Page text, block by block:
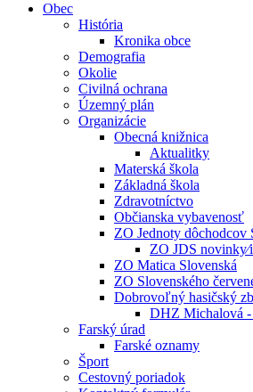
Obec
História
Kronika obce
Demografia
Okolie
Civilná ochrana
Územný plán
Organizácie
Obecná knižnica
Aktualitky
Materská škola
Základná škola
Zdravotníctvo
Občianska vybavenosť
ZO Jednoty dôchodcov
ZO JDS
ZO Matica Slovenská
ZO Slovenského
Dobrovoľný hasičský
DHZ Michalová -
Farský úrad
Farské oznamy
Šport
Cestovný poriadok